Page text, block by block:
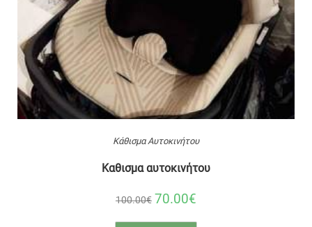
Κάθισμα Αυτοκινήτου
Καθισμα αυτοκινήτου
100.00€ 70.00€